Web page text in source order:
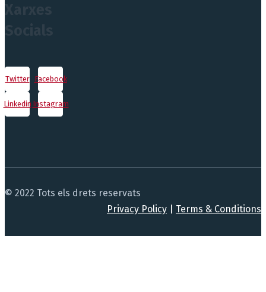
Twitter Facebook
Linkedin Instagram
© 2022 Tots els drets reservats
Privacy Policy
Terms & Conditions